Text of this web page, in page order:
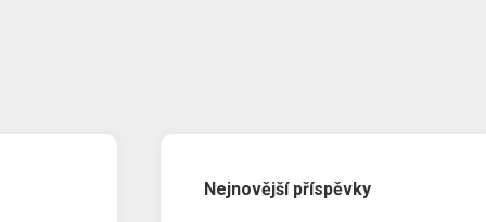
Nejnovější příspěvky